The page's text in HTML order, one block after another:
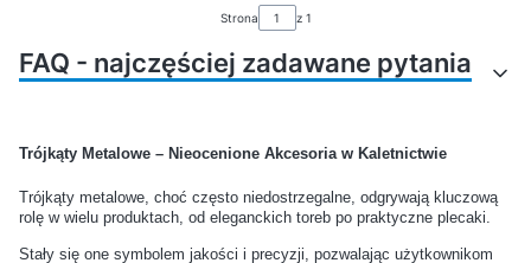
Strona z 1
FAQ - najczęściej zadawane pytania
potrzebne do rozpoczęcia
pracy z taśmami nośnymi?
karabińczykiem, żeby było
solidnie?
Jakie elementy metalowe są Czy akcesoria do
Trójkąty Metalowe – Nieocenione Akcesoria w Kaletnictwie
Trójkąty metalowe, choć często niedostrzegalne, odgrywają kluczową
rolę w wielu produktach, od eleganckich toreb po praktyczne plecaki.
Stały się one symbolem jakości i precyzji, pozwalając użytkownikom